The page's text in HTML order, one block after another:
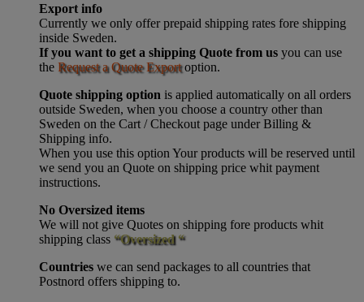
Export info
Currently we only offer prepaid shipping rates fore shipping
inside Sweden.
If you want to get a shipping Quote from us you can use
the Request a Quote Exportoption.
Quote shipping option is applied automatically on all orders
outside Sweden, when you choose a country other than
Sweden on the Cart / Checkout page under Billing &
Shipping info.
When you use this option Your products will be reserved until
we send you an Quote on shipping price whit payment
instructions.
No Oversized items
We will not give Quotes on shipping fore products whit
shipping class “Oversized “
Countries we can send packages to all countries that
Postnord offers shipping to.